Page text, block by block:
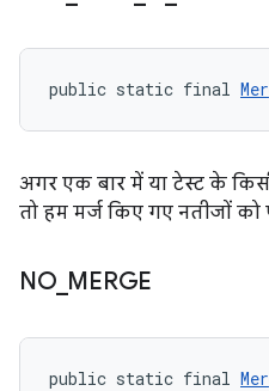
public static final
अगर एक बार में या टेस्ट के
तो हम मर्ज किए गए नतीजों को
NO_ MERGE
public static final